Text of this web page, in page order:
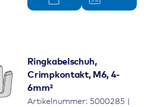
Ringkabelschuh,
Crimpkontakt, M6, 4-
6mm²
Artikelnummer: 5000285 |